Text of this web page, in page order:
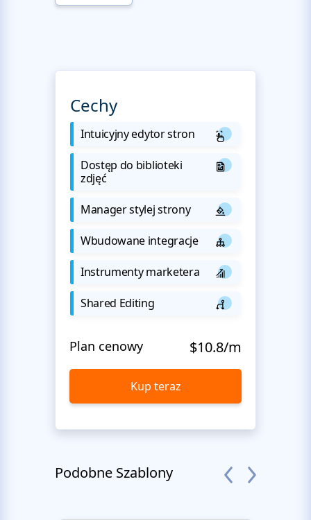
Cechy
Intuicyjny edytor stron
Dostęp do biblioteki
zdjęć
Manager stylej strony
Wbudowane integracje
Instrumenty marketera
Shared Editing
Plan cenowy $10.8/m
Kup teraz
Podobne Szablony